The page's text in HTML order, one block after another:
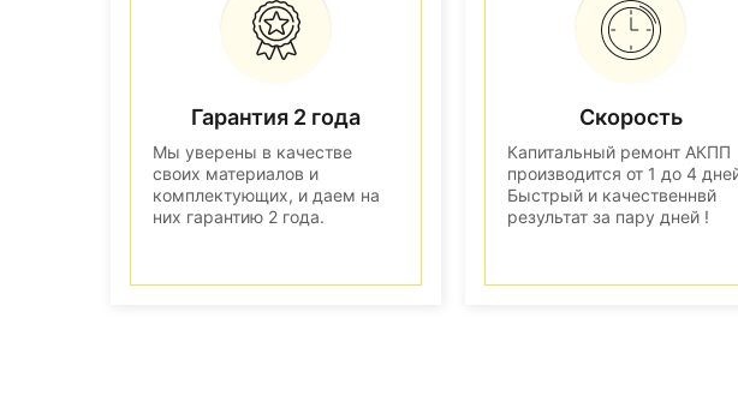
Гарантия 2 года
Мы уверены в качестве
своих материалов и
комплектующих, и даем на
них гарантию 2 года.
Скорость
Капитальный ремонт АКПП
производится от 1 до 4
Быстрый и качественнвй
результат за пару дней !